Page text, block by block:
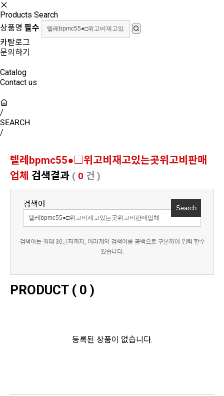
Products Search
상품명 필수
카탈로그
문의하기
Catalog
Contact us
/
SEARCH
/
텔레bpmc55●□위고비재고있는곳위고비판매
업체 검색결과 ( 0 건 )
검색어
검색어는 최대 30글자까지, 여러개의 검색어를 공백으로 구분하여 입력 할수
있습니다.
PRODUCT ( 0 )
등록된 상품이 없습니다.